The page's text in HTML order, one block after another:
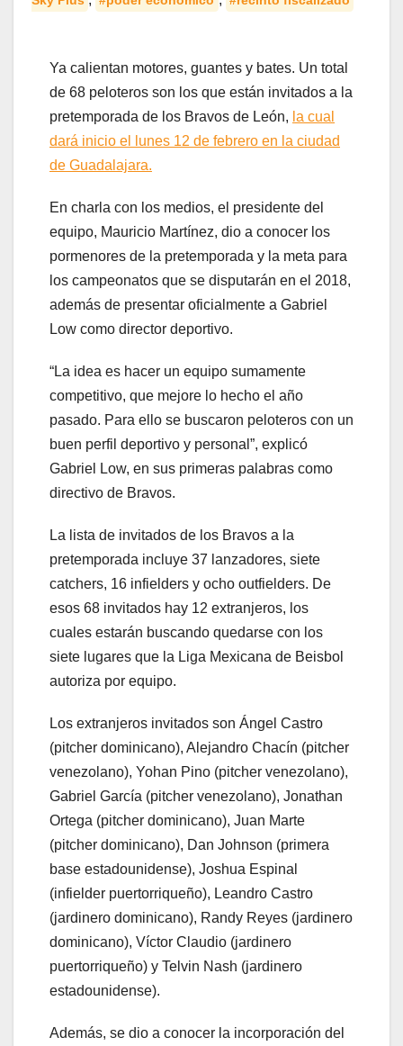
Ya calientan motores, guantes y bates. Un total
de 68 peloteros son los que están invitados a la
pretemporada de los Bravos de León, la cual
dará inicio el lunes 12 de febrero en la ciudad
de Guadalajara.
En charla con los medios, el presidente del
equipo, Mauricio Martínez, dio a conocer los
pormenores de la pretemporada y la meta para
los campeonatos que se disputarán en el 2018,
además de presentar oficialmente a Gabriel
Low como director deportivo.
“La idea es hacer un equipo sumamente
competitivo, que mejore lo hecho el año
pasado. Para ello se buscaron peloteros con un
buen perfil deportivo y personal”, explicó
Gabriel Low, en sus primeras palabras como
directivo de Bravos.
La lista de invitados de los Bravos a la
pretemporada incluye 37 lanzadores, siete
catchers, 16 infielders y ocho outfielders. De
esos 68 invitados hay 12 extranjeros, los
cuales estarán buscando quedarse con los
siete lugares que la Liga Mexicana de Beisbol
autoriza por equipo.
Los extranjeros invitados son Ángel Castro
(pitcher dominicano), Alejandro Chacín (pitcher
venezolano), Yohan Pino (pitcher venezolano),
Gabriel García (pitcher venezolano), Jonathan
Ortega (pitcher dominicano), Juan Marte
(pitcher dominicano), Dan Johnson (primera
base estadounidense), Joshua Espinal
(infielder puertorriqueño), Leandro Castro
(jardinero dominicano), Randy Reyes (jardinero
dominicano), Víctor Claudio (jardinero
puertorriqueño) y Telvin Nash (jardinero
estadounidense).
Además, se dio a conocer la incorporación del